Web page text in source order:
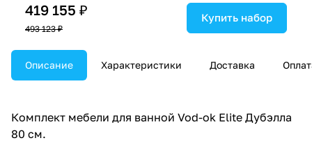
419 155 ₽
493 123 ₽
Купить набор
Описание Характеристики Доставка
Комплект мебели для ванной Vod-ok Elite Дубэлла
80 см.